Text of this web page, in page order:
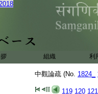
組織 利
中觀論疏 (No. 1824_
119 120 121
益雖竟疑執未盡。
聞得益便樂欲聞。
雖後得益而得無所
也。三者自上已來
九十六術皆云。天
道。各謂已法實餘
諦理名之爲實。成
稱之爲實。南土大
北方實相波若名之